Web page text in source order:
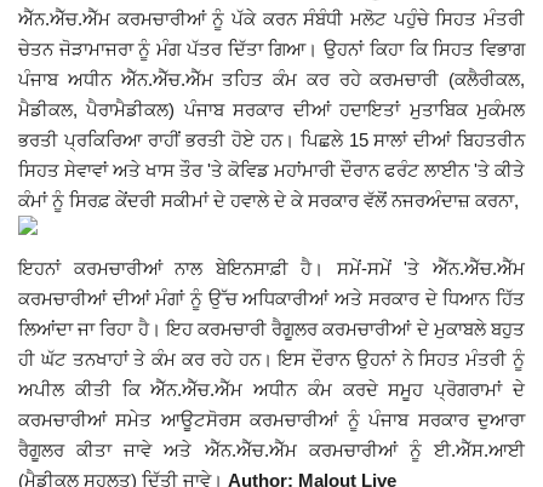
History of Malout
Giddarbaha
Railway Time Table
Lambi
Sri Muktsar Sahib News
Punjab
Life & Style
Important
ਐੱਨ.ਐੱਚ.ਐੱਮ ਕਰਮਚਾਰੀਆਂ ਨੂੰ ਪੱਕੇ ਕਰਨ ਸੰਬੰਧੀ ਮਲੋਟ ਪਹੁੰਚੇ ਸਿਹਤ ਮੰਤਰੀ
ਚੇਤਨ ਜੋੜਾਮਾਜਰਾ ਨੂੰ ਮੰਗ ਪੱਤਰ ਦਿੱਤਾ ਗਿਆ। ਉਹਨਾਂ ਕਿਹਾ ਕਿ ਸਿਹਤ ਵਿਭਾਗ
ਪੰਜਾਬ ਅਧੀਨ ਐੱਨ.ਐੱਚ.ਐੱਮ ਤਹਿਤ ਕੰਮ ਕਰ ਰਹੇ ਕਰਮਚਾਰੀ (ਕਲੈਰੀਕਲ,
ਮੈਡੀਕਲ, ਪੈਰਾਮੈਡੀਕਲ) ਪੰਜਾਬ ਸਰਕਾਰ ਦੀਆਂ ਹਦਾਇਤਾਂ ਮੁਤਾਬਿਕ ਮੁਕੰਮਲ
ਭਰਤੀ ਪ੍ਰਕਿਰਿਆ ਰਾਹੀਂ ਭਰਤੀ ਹੋਏ ਹਨ। ਪਿਛਲੇ 15 ਸਾਲਾਂ ਦੀਆਂ ਬਿਹਤਰੀਨ
ਸਿਹਤ ਸੇਵਾਵਾਂ ਅਤੇ ਖਾਸ ਤੌਰ 'ਤੇ ਕੋਵਿਡ ਮਹਾਂਮਾਰੀ ਦੌਰਾਨ ਫਰੰਟ ਲਾਈਨ 'ਤੇ ਕੀਤੇ
ਕੰਮਾਂ ਨੂੰ ਸਿਰਫ਼ ਕੇਂਦਰੀ ਸਕੀਮਾਂ ਦੇ ਹਵਾਲੇ ਦੇ ਕੇ ਸਰਕਾਰ ਵੱਲੋਂ ਨਜਰਅੰਦਾਜ਼ ਕਰਨਾ,
ਇਹਨਾਂ ਕਰਮਚਾਰੀਆਂ ਨਾਲ ਬੇਇਨਸਾਫ਼ੀ ਹੈ। ਸਮੇਂ-ਸਮੇਂ 'ਤੇ ਐੱਨ.ਐੱਚ.ਐੱਮ
ਕਰਮਚਾਰੀਆਂ ਦੀਆਂ ਮੰਗਾਂ ਨੂੰ ਉੱਚ ਅਧਿਕਾਰੀਆਂ ਅਤੇ ਸਰਕਾਰ ਦੇ ਧਿਆਨ ਹਿੱਤ
ਲਿਆਂਦਾ ਜਾ ਰਿਹਾ ਹੈ। ਇਹ ਕਰਮਚਾਰੀ ਰੈਗੂਲਰ ਕਰਮਚਾਰੀਆਂ ਦੇ ਮੁਕਾਬਲੇ ਬਹੁਤ
ਹੀ ਘੱਟ ਤਨਖਾਹਾਂ ਤੇ ਕੰਮ ਕਰ ਰਹੇ ਹਨ। ਇਸ ਦੌਰਾਨ ਉਹਨਾਂ ਨੇ ਸਿਹਤ ਮੰਤਰੀ ਨੂੰ
ਅਪੀਲ ਕੀਤੀ ਕਿ ਐੱਨ.ਐੱਚ.ਐੱਮ ਅਧੀਨ ਕੰਮ ਕਰਦੇ ਸਮੂਹ ਪ੍ਰੋਗਰਾਮਾਂ ਦੇ
ਕਰਮਚਾਰੀਆਂ ਸਮੇਤ ਆਊਟਸੋਰਸ ਕਰਮਚਾਰੀਆਂ ਨੂੰ ਪੰਜਾਬ ਸਰਕਾਰ ਦੁਆਰਾ
ਰੈਗੂਲਰ ਕੀਤਾ ਜਾਵੇ ਅਤੇ ਐੱਨ.ਐੱਚ.ਐੱਮ ਕਰਮਚਾਰੀਆਂ ਨੂੰ ਈ.ਐੱਸ.ਆਈ
(ਮੈਡੀਕਲ ਸਹੂਲਤ) ਦਿੱਤੀ ਜਾਵੇ। Author: Malout Live